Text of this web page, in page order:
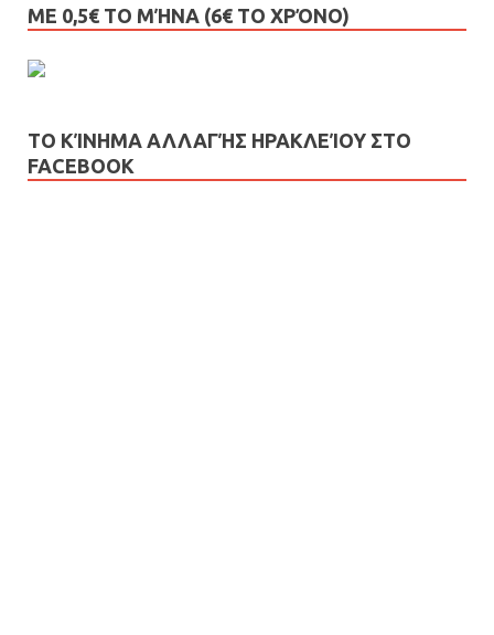
ΜΕ 0,5€ ΤΟ ΜΉΝΑ (6€ ΤΟ ΧΡΌΝΟ)
ΤΟ ΚΊΝΗΜΑ ΑΛΛΑΓΉΣ ΗΡΑΚΛΕΊΟΥ ΣΤΟ
FACEBOOK